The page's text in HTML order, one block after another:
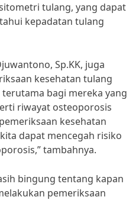
tulang, yang dapat
kepadatan tulang
Sp.KK, juga
kesehatan tulang
bagi mereka yang
riwayat osteoporosis
kesehatan
dapat mencegah risiko
tambahnya.
bingung tentang kapan
pemeriksaan